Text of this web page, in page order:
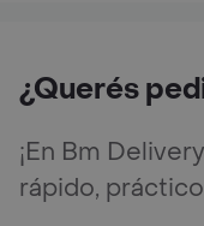
¿Querés
¡En Bm
rápido,